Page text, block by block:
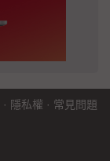
· 隱私權 · 常見問題